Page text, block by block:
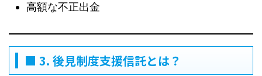
高額な不正出金
■ 3. 後見制度支援信託とは？